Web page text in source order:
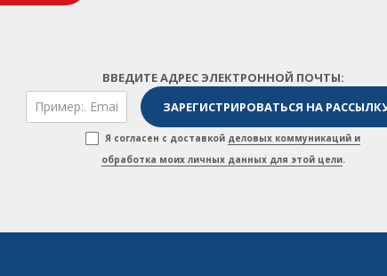
ВВЕДИТЕ АДРЕС ЭЛЕКТРОННОЙ ПОЧТЫ:
Я согласен с доставкой деловых коммуникаций и
обработка моих личных данных для этой цели.